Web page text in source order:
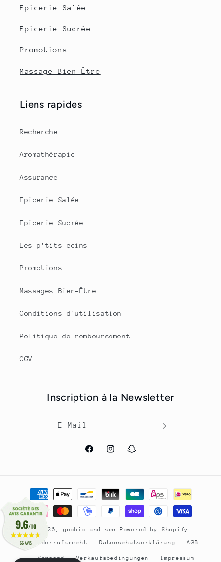
Epicerie Salée
Epicerie Sucrée
Promotions
Massage Bien-Être
Liens rapides
Recherche
Aromathérapie
Assurance
Epicerie Salée
Epicerie Sucrée
Les p'tits coins
Promotions
Massages Bien-Être
Conditions d'utilisation
Politique de remboursement
CGV
Inscription à la Newsletter
E-Mail
FacebookInstagramSnapchat
Zahlungsmethoden
© 2026, goobio-and-zen
Powered by Shopify
Widerrufsrecht
Datenschutzerklärung AGB
Versand Verkaufsbedingungen Impressum
9.6/10
66 AVIS